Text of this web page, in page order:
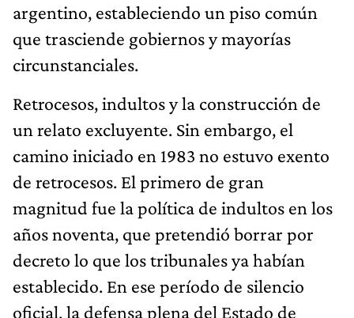
argentino, estableciendo un piso común
que trasciende gobiernos y mayorías
circunstanciales.
Retrocesos, indultos y la construcción de
un relato excluyente. Sin embargo, el
camino iniciado en 1983 no estuvo exento
de retrocesos. El primero de gran
magnitud fue la política de indultos en los
años noventa, que pretendió borrar por
decreto lo que los tribunales ya habían
establecido. En ese período de silencio
oficial, la defensa plena del Estado de